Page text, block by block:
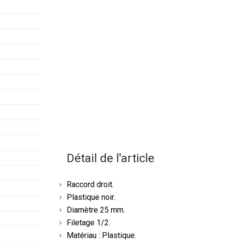
Détail de l'article
Raccord droit.
Plastique noir.
Diamètre 25 mm.
Filetage 1/2.
Matériau : Plastique.